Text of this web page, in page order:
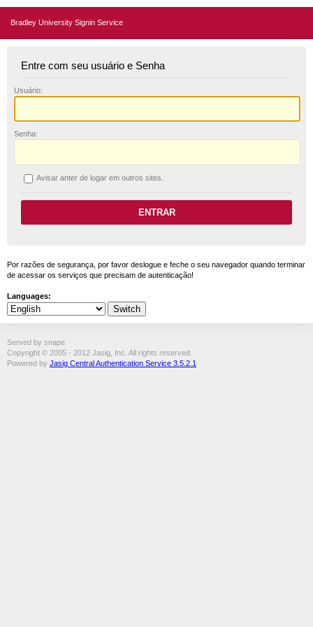
Bradley University Signin Service
Entre com seu usuário e Senha
Usuário:
Senha:
Avisar anter de logar em outros sites.
Por razões de segurança, por favor deslogue e feche o seu navegador quando terminar
de acessar os serviços que precisam de autenticação!
Languages:
Served by snape
Copyright © 2005 - 2012 Jasig, Inc. All rights reserved.
Powered by Jasig Central Authentication Service 3.5.2.1